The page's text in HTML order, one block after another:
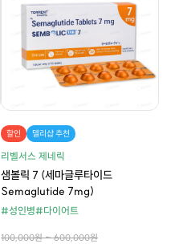
할인 델리샵 추천
리벨서스 제네릭
샘볼릭 7 (세마글루타이드
Semaglutide 7mg)
#성인병#다이어트
100,000원 ~ 600,000원